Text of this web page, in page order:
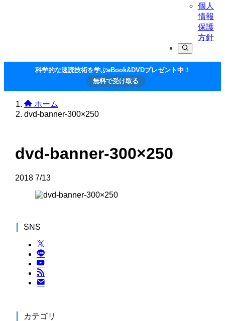
個人
情報
保護
方針
科学的な速読技術を学ぶeBook&DVDプレゼント中！
無料で受け取る
ホーム
dvd-banner-300×250
dvd-banner-300×250
2018 7/13
SNS
カテゴリ